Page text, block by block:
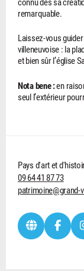
remarquable.
Laissez-vous
villeneuvoise : la
et bien sûr l’église
Nota bene :en
seul l’extérieur
Pays d'art et
09 64 41 87 73